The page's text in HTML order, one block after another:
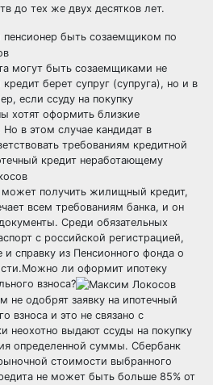
до тех же двух десятков лет.
быть созаемщиком по
могут быть созаемщиками не
берет супруг (супруга), но и в
если ссуду на покупку
хотят оформить близкие
в этом случае кандидат в
требованиям кредитной
кредит неработающему
получить жилищный кредит,
всем требованиям банка, и он
Среди обязательных
с российской регистрацией,
и справку из Пенсионного фонда о
ли оформит ипотеку
взноса?
не одобрят заявку на ипотечный
взноса и это не связано с
неохотно выдают ссуды на покупку
определенной суммы. Сбербанк
стоимости выбранного
не может быть больше 85% от